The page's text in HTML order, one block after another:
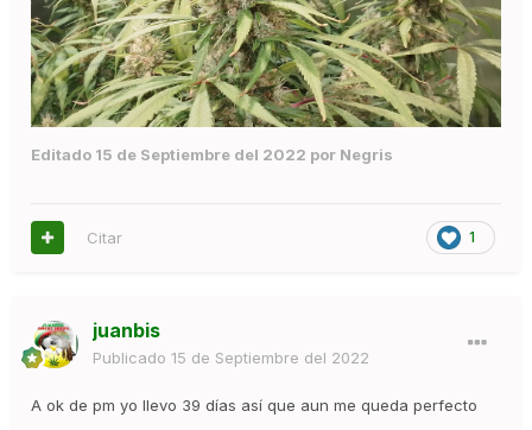
Editado 15 de Septiembre del 2022 por Negris
1
Citar
juanbis
Publicado 15 de Septiembre del 2022
A ok de pm yo llevo 39 días así que aun me queda perfecto